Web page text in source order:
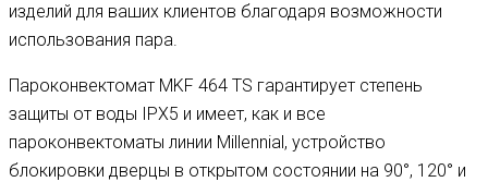
изделий для ваших клиентов благодаря возможности
использования пара.
Пароконвектомат MKF 464 TS гарантирует степень
защиты от воды IPX5 и имеет, как и все
пароконвектоматы линии Millennial, устройство
блокировки дверцы в открытом состоянии на 90°, 120° и